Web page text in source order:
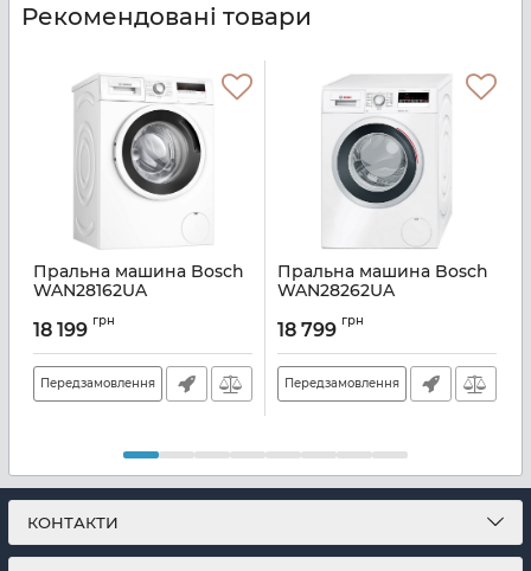
Рекомендовані товари
Пральна машина Bosch
WAN28162UA
18 199 грн
Передзамовлення
Пральна машина Bosch
WAN28262UA
18 799 грн
Передзамовлення
КОНТАКТИ